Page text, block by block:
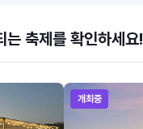
는 축제를 확인하세요!
개최중